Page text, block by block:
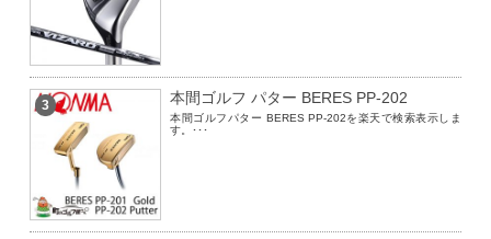
3 本間ゴルフ パター BERES PP-202
本間ゴルフパター BERES PP-202を楽天で検索表示しま
す。･･･